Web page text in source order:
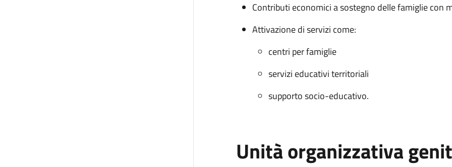
Contributi economici a sostegno delle famiglie con
Attivazione di servizi come:
centri per famiglie
servizi educativi territoriali
supporto socio-educativo.
Unità organizzativa